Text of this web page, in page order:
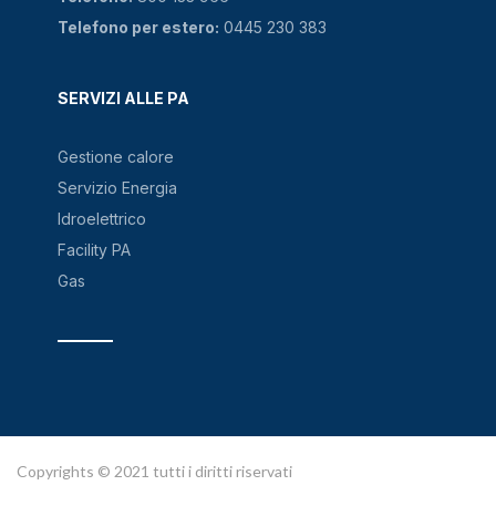
SERVIZI ALLE PA
Gestione calore
Servizio Energia
Idroelettrico
Facility PA
Gas
Telefono per estero: 0445 230 383
Copyrights © 2021 tutti i diritti riservati